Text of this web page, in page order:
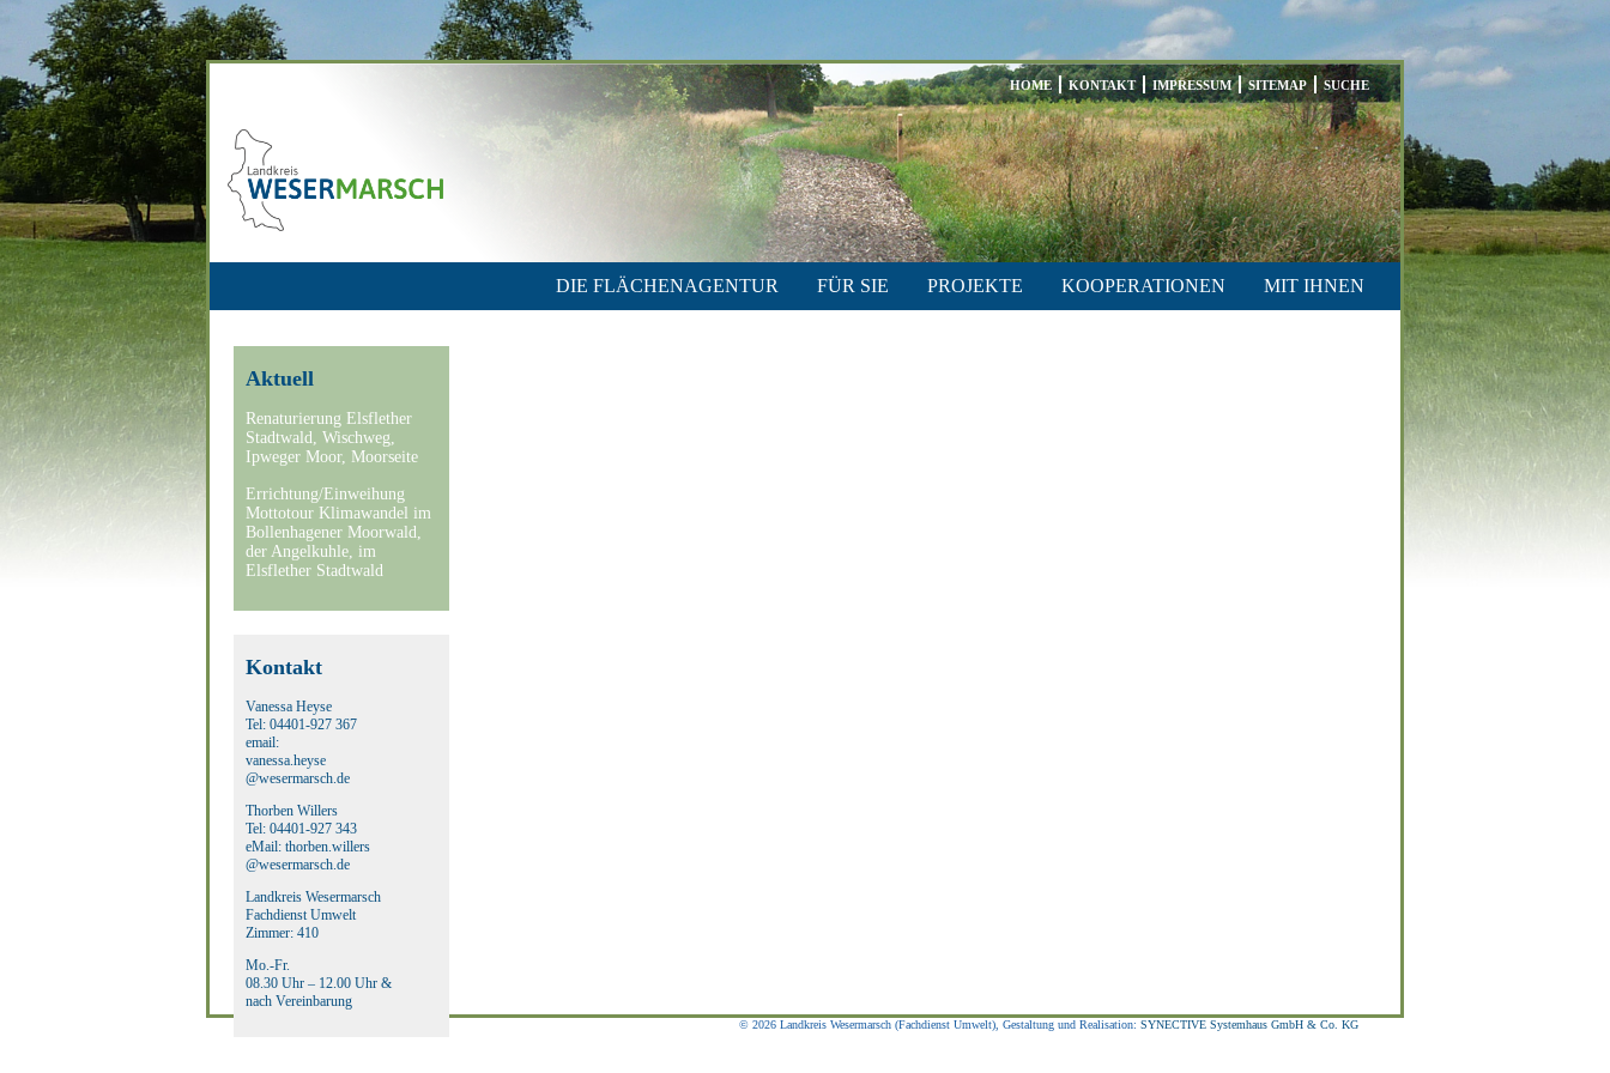
HOME KONTAKT IMPRESSUM SITEMAP SUCHE
DIE FLÄCHENAGENTUR FÜR SIE PROJEKTE KOOPERATIONEN MIT IHNEN
Aktuell
Renaturierung Elsflether
Stadtwald, Wischweg,
Ipweger Moor, Moorseite
Errichtung/Einweihung
Mottotour Klimawandel im
Bollenhagener Moorwald,
der Angelkuhle, im
Elsflether Stadtwald
Kontakt
Vanessa Heyse
Tel: 04401-927 367
email:
vanessa.heyse
@wesermarsch.de
Thorben Willers
Tel: 04401-927 343
eMail: thorben.willers
@wesermarsch.de
Landkreis Wesermarsch
Fachdienst Umwelt
Zimmer: 410
Mo.-Fr.
08.30 Uhr – 12.00 Uhr &
nach Vereinbarung
© 2026 Landkreis Wesermarsch (Fachdienst Umwelt), Gestaltung und Realisation: SYNECTIVE Systemhaus GmbH & Co. KG